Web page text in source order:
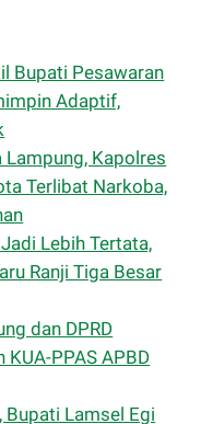
Bupati Pesawaran
Adaptif,
Kapolres
Terlibat Narkoba,
Lebih Tertata,
Ranji Tiga Besar
dan DPRD
PPAS APBD
Bupati Lamsel Egi